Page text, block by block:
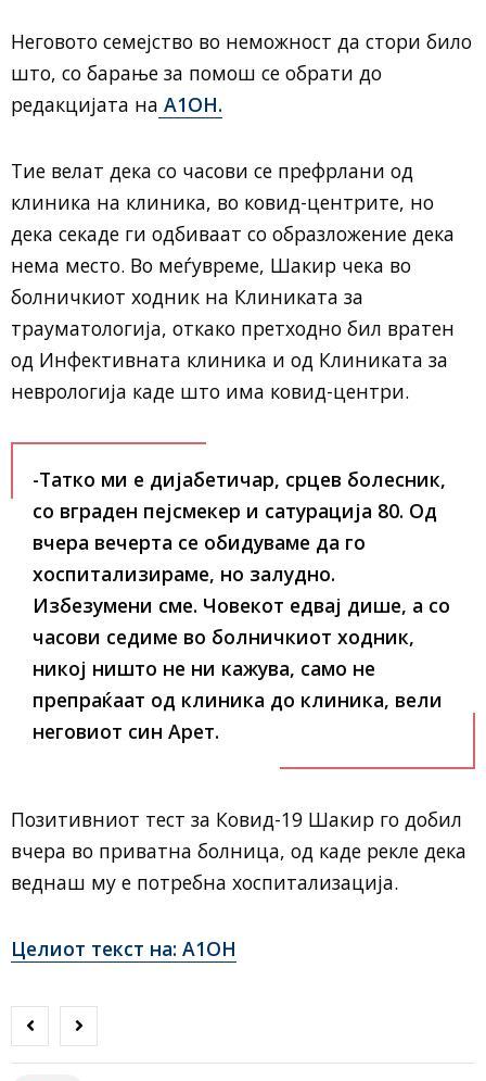
Неговото семејство во неможност да стори било
што, со барање за помош се обрати до
редакцијата на А1ОН.
Тие велат дека со часови се префрлани од
клиника на клиника, во ковид-центрите, но
дека секаде ги одбиваат со образложение дека
нема место. Во меѓувреме, Шакир чека во
болничкиот ходник на Клиниката за
трауматологија, откако претходно бил вратен
од Инфективната клиника и од Клиниката за
неврологија каде што има ковид-центри.
-Татко ми е дијабетичар, срцев болесник,
со вграден пејсмекер и сатурација 80. Од
вчера вечерта се обидуваме да го
хоспитализираме, но залудно.
Избезумени сме. Човекот едвај дише, а со
часови седиме во болничкиот ходник,
никој ништо не ни кажува, само не
препраќаат од клиника до клиника, вели
неговиот син Арет.
Позитивниот тест за Ковид-19 Шакир го добил
вчера во приватна болница, од каде рекле дека
веднаш му е потребна хоспитализација.
Целиот текст на: А1ОН